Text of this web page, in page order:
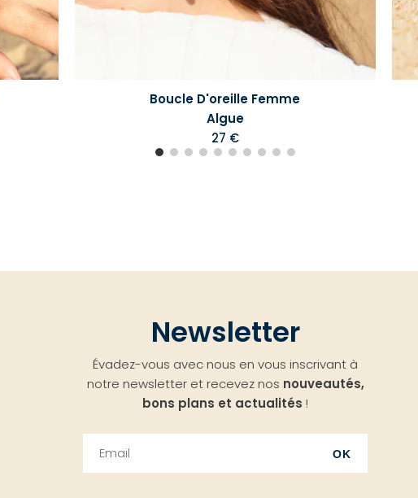
Boucle D'oreille Femme
Algue
27 €
Newsletter
Évadez-vous avec nous en vous inscrivant à
notre newsletter et recevez nos nouveautés,
bons plans et actualités !
OK